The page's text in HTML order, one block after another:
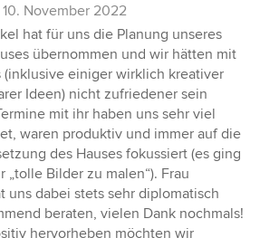
10. November 2022
hat für uns die Planung unseres
übernommen und wir hätten mit
(inklusive einiger wirklich kreativer
Ideen) nicht zufriedener sein
mit ihr haben uns sehr viel
waren produktiv und immer auf die
des Hauses fokussiert (es ging
„tolle Bilder zu malen“). Frau
uns dabei stets sehr diplomatisch
beraten, vielen Dank nochmals!
hervorheben möchten wir